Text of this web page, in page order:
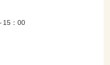
15：00